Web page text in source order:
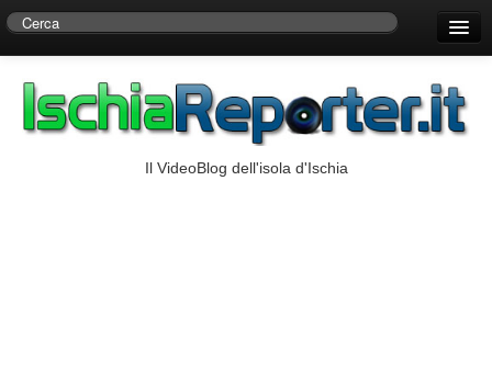
Centro di Ricerche Storiche D’Ambra
Il VideoBlog dell'isola d'Ischia